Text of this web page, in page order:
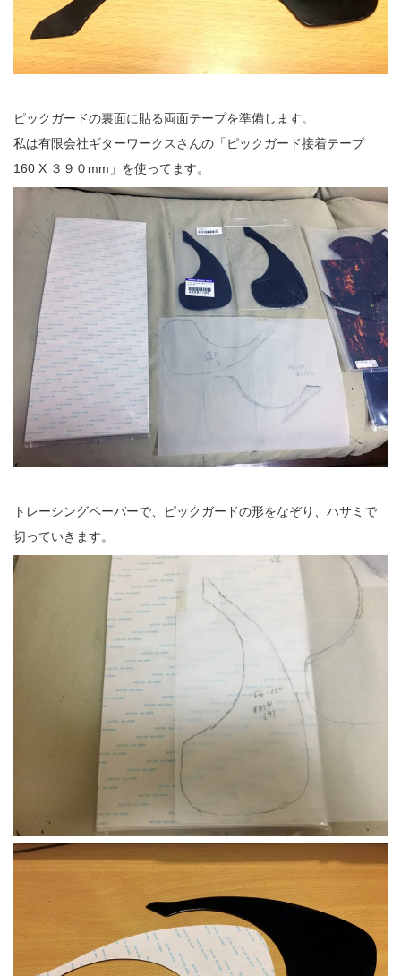
ピックガードの裏面に貼る両面テープを準備します。
私は有限会社ギターワークスさんの「ピックガード接着テープ
160 X ３９０mm」を使ってます。
トレーシングペーパーで、ピックガードの形をなぞり、ハサミで
切っていきます。